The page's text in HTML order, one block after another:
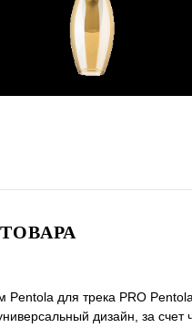
Pentola для трека PRO
дизайн, за